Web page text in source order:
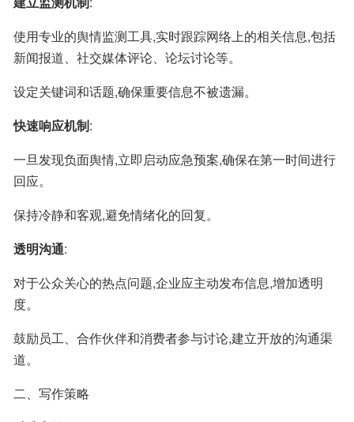
使用专业的舆情监测工具,实时跟踪网络上的相关信息,包括
新闻报道、社交媒体评论、论坛讨论等。
设定关键词和话题,确保重要信息不被遗漏。
快速响应机制:
一旦发现负面舆情,立即启动应急预案,确保在第一时间进行
回应。
保持冷静和客观,避免情绪化的回复。
透明沟通:
对于公众关心的热点问题,企业应主动发布信息,增加透明
度。
鼓励员工、合作伙伴和消费者参与讨论,建立开放的沟通渠
道。
二、写作策略